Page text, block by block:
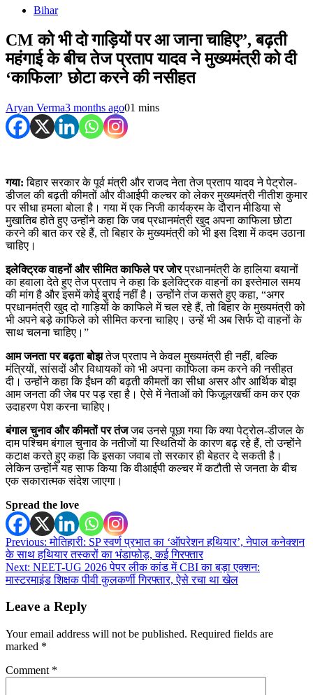
Bihar
CM को भी दो गाड़ियों पर आ जाना चाहिए”, बढ़ती
महंगाई के बीच तेज प्रताप यादव ने मुख्यमंत्री को दी
‘काफिला’ छोटा करने की नसीहत
Aryan Verma3 months ago01 mins
गया: बिहार सरकार के पूर्व मंत्री और राजद नेता तेज प्रताप यादव ने पेट्रोल-
डीजल की बढ़ती कीमतों और वीआईपी कल्चर को लेकर मुख्यमंत्री नीतीश कुमार
पर सीधा हमला बोला है। गया में एक निजी कार्यक्रम के दौरान मीडिया से
मुखातिब होते हुए उन्होंने कहा कि जब प्रधानमंत्री खुद अपना काफिला छोटा
करने की बात कर रहे हैं, तो बिहार के मुख्यमंत्री को भी इस दिशा में कदम उठाना
चाहिए।
इलेक्ट्रिक वाहनों और सीमित काफिले पर जोरप्रधानमंत्री के हालिया बयानों
का हवाला देते हुए तेज प्रताप ने कहा कि इलेक्ट्रिक वाहनों का इस्तेमाल समय
की मांग है और इसमें कोई बुराई नहीं है। उन्होंने तंज कसते हुए कहा, “अगर
प्रधानमंत्री खुद दो गाड़ियों के काफिले में चल रहे हैं, तो बिहार के मुख्यमंत्री को
भी अपने बड़े काफिले को सीमित करना चाहिए। उन्हें भी अब सिर्फ दो वाहनों के
साथ चलना चाहिए।”
आम जनता पर बढ़ता बोझतेज प्रताप ने केवल मुख्यमंत्री ही नहीं, बल्कि
मंत्रियों, सांसदों और विधायकों को भी अपना काफिला कम करने की नसीहत
दी। उन्होंने कहा कि ईंधन की बढ़ती कीमतों का सीधा असर और आर्थिक बोझ
आम जनता की जेब पर पड़ रहा है। ऐसे में नेताओं को फिजूलखर्ची कम कर एक
उदाहरण पेश करना चाहिए।
बंगाल चुनाव और कीमतों पर तंजजब उनसे पूछा गया कि क्या पेट्रोल-डीजल के
दाम पश्चिम बंगाल चुनाव के नतीजों या स्थितियों के कारण बढ़ रहे हैं, तो उन्होंने
कटाक्ष करते हुए कहा कि इसका जवाब तो सरकार ही बेहतर दे सकती है।
लेकिन उन्होंने यह साफ किया कि वीआईपी कल्चर में कटौती से जनता के बीच
एक सकारात्मक संदेश जाएगा।
Spread the love
Post
navigation
Previous: मोतिहारी: SP स्वर्ण प्रभात का ‘ऑपरेशन हथियार’, नेपाल कनेक्शन
के साथ हथियार तस्करों का भंडाफोड़, कई गिरफ्तार
Next: NEET-UG 2026 पेपर लीक कांड में CBI का बड़ा एक्शन:
मास्टरमाइंड शिक्षक पीवी कुलकर्णी गिरफ्तार, ऐसे रचा था खेल
Leave a Reply
Your email address will not be published. Required fields are
marked *
Comment *